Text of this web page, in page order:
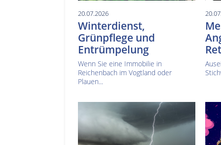
20.07.2026
Winterdienst,
Grünpflege und
Entrümpelung
Wenn Sie eine Immobilie in
Reichenbach im Vogtland oder
Plauen...